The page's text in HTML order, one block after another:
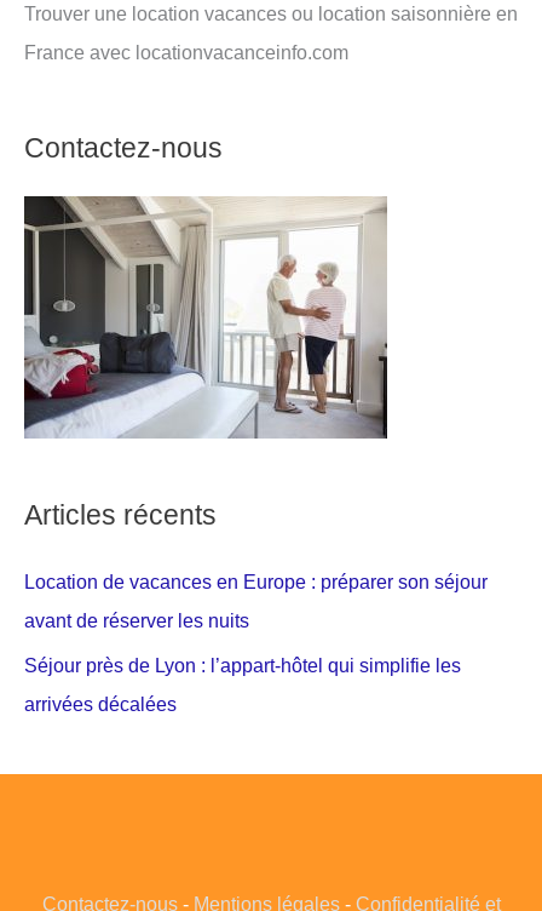
Trouver une location vacances ou location saisonnière en
France avec locationvacanceinfo.com
Contactez-nous
Articles récents
Location de vacances en Europe : préparer son séjour
avant de réserver les nuits
Séjour près de Lyon : l’appart-hôtel qui simplifie les
arrivées décalées
Contactez-nous- Mentions légales- Confidentialité et